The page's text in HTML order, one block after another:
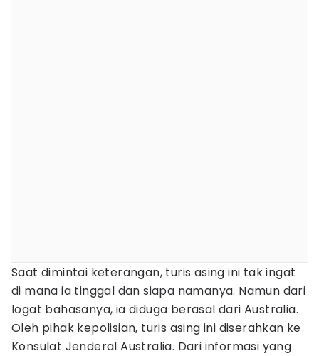
Saat dimintai keterangan, turis asing ini tak ingat
di mana ia tinggal dan siapa namanya. Namun dari
logat bahasanya, ia diduga berasal dari Australia.
Oleh pihak kepolisian, turis asing ini diserahkan ke
Konsulat Jenderal Australia. Dari informasi yang